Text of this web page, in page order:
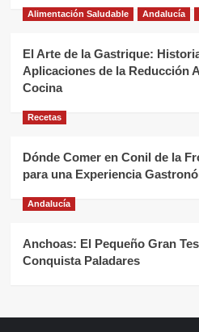
Alimentación Saludable Andalucía
El Arte de la Gastrique:
Aplicaciones de la Reducción
Cocina
Recetas
Dónde Comer en Conil de la
para una Experiencia
Andalucía
Anchoas: El Pequeño Gran
Conquista Paladares